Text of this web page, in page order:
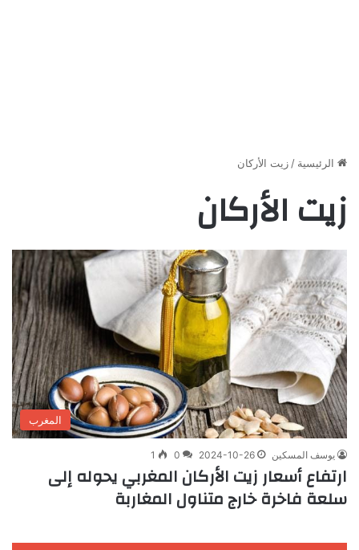
الرئيسية / زيت الأركان
زيت الأركان
المغرب
يوسف المسكين 2024-10-26
0
1
ارتفاع أسعار زيت الأركان المغربي يحوله إلى
سلعة فاخرة خارج متناول المغاربة